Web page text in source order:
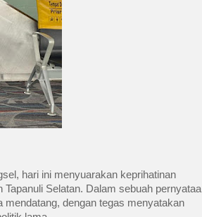
hari ini menyuarakan keprihatinan
Selatan. Dalam sebuah
dengan tegas menyatakan